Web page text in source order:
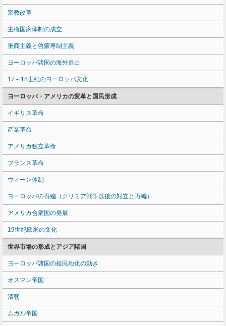
宗教改革
主権国家体制の成立
重商主義と啓蒙専制主義
ヨーロッパ諸国の海外進出
17～18世紀のヨーロッパ文化
ヨーロッパ・アメリカの変革と国民形成
イギリス革命
産業革命
アメリカ独立革命
フランス革命
ウィーン体制
ヨーロッパの再編（クリミア戦争以後の対立と再編）
アメリカ合衆国の発展
19世紀欧米の文化
世界市場の形成とアジア諸国
ヨーロッパ諸国の植民地化の動き
オスマン帝国
清朝
ムガル帝国